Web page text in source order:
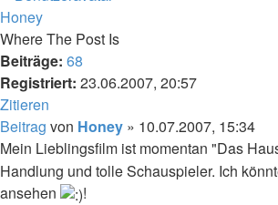
Honey
Where The Post Is
Beiträge: 68
Registriert: 23.06.2007, 20:57
Zitieren
Beitrag von Honey » 10.07.2007, 15:34
Mein Lieblingsfilm ist momentan "Das
Handlung und tolle Schauspieler. Ich
ansehen
!